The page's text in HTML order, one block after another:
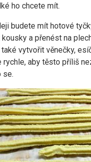
ho chcete mít.
budete mít hotové
kousky a přenést na
vytvořit věnečky,
rychle, aby těsto příliš
se.